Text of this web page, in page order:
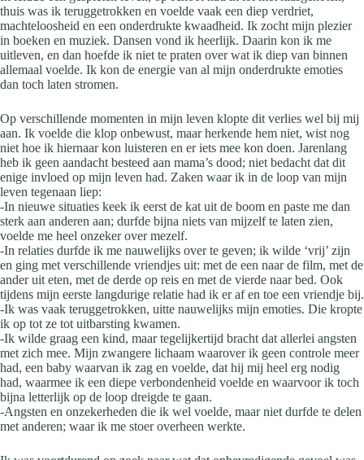
thuis was ik teruggetrokken en voelde vaak een diep verdriet,
machteloosheid en een onderdrukte kwaadheid. Ik zocht mijn plezier
in boeken en muziek. Dansen vond ik heerlijk. Daarin kon ik me
uitleven, en dan hoefde ik niet te praten over wat ik diep van binnen
allemaal voelde. Ik kon de energie van al mijn onderdrukte emoties
dan toch laten stromen.
Op verschillende momenten in mijn leven klopte dit verlies wel bij mij
aan. Ik voelde die klop onbewust, maar herkende hem niet, wist nog
niet hoe ik hiernaar kon luisteren en er iets mee kon doen. Jarenlang
heb ik geen aandacht besteed aan mama’s dood; niet bedacht dat dit
enige invloed op mijn leven had. Zaken waar ik in de loop van mijn
leven tegenaan liep:
-In nieuwe situaties keek ik eerst de kat uit de boom en paste me dan
sterk aan anderen aan; durfde bijna niets van mijzelf te laten zien,
voelde me heel onzeker over mezelf.
-In relaties durfde ik me nauwelijks over te geven; ik wilde ‘vrij’ zijn
en ging met verschillende vriendjes uit: met de een naar de film, met de
ander uit eten, met de derde op reis en met de vierde naar bed. Ook
tijdens mijn eerste langdurige relatie had ik er af en toe een vriendje bij.
-Ik was vaak teruggetrokken, uitte nauwelijks mijn emoties. Die kropte
ik op tot ze tot uitbarsting kwamen.
-Ik wilde graag een kind, maar tegelijkertijd bracht dat allerlei angsten
met zich mee. Mijn zwangere lichaam waarover ik geen controle meer
had, een baby waarvan ik zag en voelde, dat hij mij heel erg nodig
had, waarmee ik een diepe verbondenheid voelde en waarvoor ik toch
bijna letterlijk op de loop dreigde te gaan.
-Angsten en onzekerheden die ik wel voelde, maar niet durfde te delen
met anderen; waar ik me stoer overheen werkte.